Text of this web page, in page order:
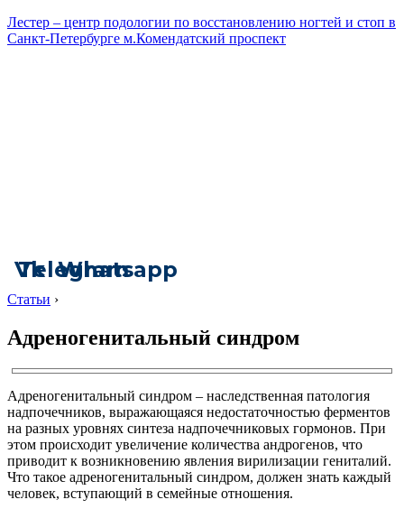
Лестер – центр подологии по восстановлению ногтей и стоп в
Санкт-Петербурге м.Комендатский проспект
Vk
Telegram
Whatsapp
Статьи ›
Адреногенитальный синдром
Адреногенитальный синдром – наследственная патология
надпочечников, выражающаяся недостаточностью ферментов
на разных уровнях синтеза надпочечниковых гормонов. При
этом происходит увеличение количества андрогенов, что
приводит к возникновению явления вирилизации гениталий.
Что такое адреногенитальный синдром, должен знать каждый
человек, вступающий в семейные отношения.